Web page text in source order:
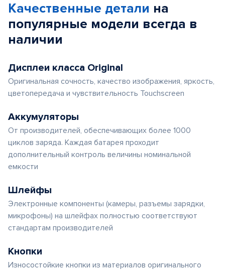
Качественные детали на
популярные модели всегда в
наличии
Дисплеи класса Original
Оригинальная сочность, качество изображения, яркость,
цветопередача и чувствительность Touchscreen
Аккумуляторы
От производителей, обеспечивающих более 1000
циклов заряда. Каждая батарея проходит
дополнительный контроль величины номинальной
емкости
Шлейфы
Электронные компоненты (камеры, разъемы зарядки,
микрофоны) на шлейфах полностью соответствуют
стандартам производителей
Кнопки
Износостойкие кнопки из материалов оригинального